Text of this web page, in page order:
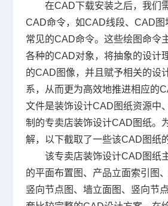
在CAD下载安装之后，我们
CAD命令，如CAD线段、 CAD图
常见的CAD命令。这些绘图命令
各种的CAD对象，将抽象的设计
的CAD图像，并且赋予相关的设
系，从而更为高效地推进相应的
文件是装饰设计CAD图纸资源中
制的专卖店装饰设计CAD图纸。
解，以下截取了一些该CAD图纸
该专卖店装饰设计CAD图纸
的平面布置图、产品立面索引图
竖向节点图、墙立面图、竖向节